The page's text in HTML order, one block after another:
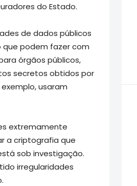
do Estado.
de dados públicos
podem fazer com
órgãos públicos,
secretos obtidos por
usaram
extremamente
a criptografia que
sob investigação.
irregularidades